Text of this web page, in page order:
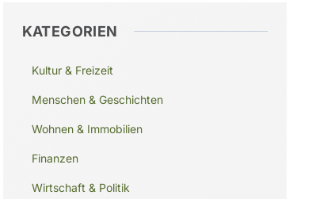
KATEGORIEN
Kultur & Freizeit
Menschen & Geschichten
Wohnen & Immobilien
Finanzen
Wirtschaft & Politik